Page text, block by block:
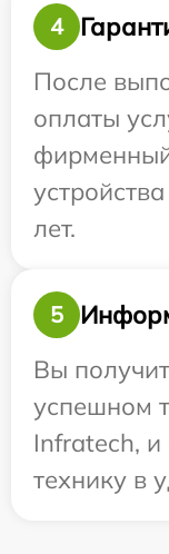
4
После
оплаты
лет.
5
Вы
успешном
Infratech, и
технику в